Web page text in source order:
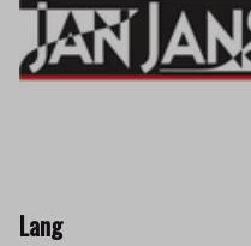
Lang